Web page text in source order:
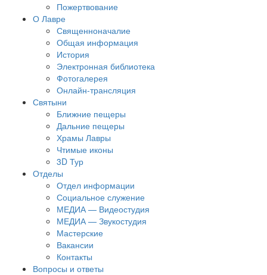
Пожертвование
О Лавре
Священноначалие
Общая информация
История
Электронная библиотека
Фотогалерея
Онлайн-трансляция
Святыни
Ближние пещеры
Дальние пещеры
Храмы Лавры
Чтимые иконы
3D Тур
Отделы
Отдел информации
Социальное служение
МЕДИА — Видеостудия
МЕДИА — Звукостудия
Мастерские
Вакансии
Контакты
Вопросы и ответы